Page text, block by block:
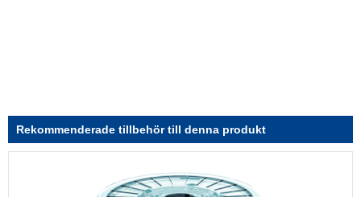
Rekommenderade tillbehör till denna produkt